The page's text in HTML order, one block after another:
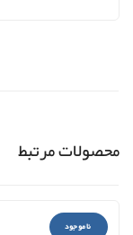
محصولات مرتبط
ناموجود